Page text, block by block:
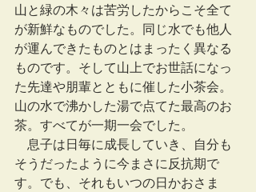
山と緑の木々は苦労したからこそ全て
が新鮮なものでした。同じ水でも他人
が運んできたものとはまったく異なる
ものです。そして山上でお世話になっ
た先達や朋輩とともに催した小茶会。
山の水で沸かした湯で点てた最高のお
茶。すべてが一期一会でした。
息子は日毎に成長していき、自分も
そうだったように今まさに反抗期で
す。でも、それもいつの日かおさま